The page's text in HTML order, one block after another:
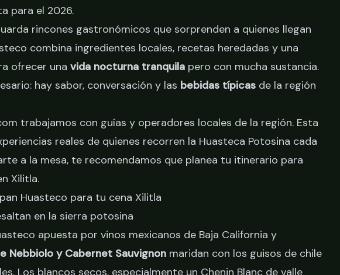
para el 2026.
rincones gastronómicos que sorprenden a quienes llegan
combina ingredientes locales, recetas heredadas y una
ofrecer una vida nocturna tranquila pero con mucha sustancia.
hay sabor, conversación y las bebidas típicas de la región
trabajamos con guías y operadores locales de la región. Esta
reales de quienes recorren la Huasteca Potosina cada
a la mesa, te recomendamos que planea tu itinerario para
Xilitla.
Huasteco para tu cena Xilitla
en la sierra potosina
apuesta por vinos mexicanos de Baja California y
Nebbiolo y Cabernet Sauvignon maridan con los guisos de chile